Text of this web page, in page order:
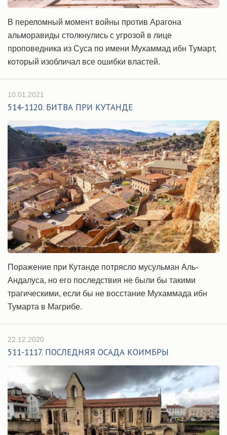
В переломный момент войны против Арагона
альморавиды столкнулись с угрозой в лице
проповедника из Суса по имени Мухаммад ибн Тумарт,
который изобличал все ошибки властей.
10.01.2021
514-1120. БИТВА ПРИ КУТАНДЕ
Поражение при Кутанде потрясло мусульман Аль-
Андалуса, но его последствия не были бы такими
трагическими, если бы не восстание Мухаммада ибн
Тумарта в Магрибе.
22.12.2020
511-1117. ПОСЛЕДНЯЯ ОСАДА КОИМБРЫ